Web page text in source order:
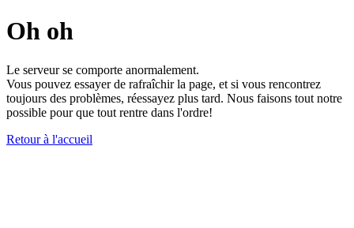
Oh oh
Le serveur se comporte anormalement.
Vous pouvez essayer de rafraîchir la page, et si vous rencontrez
toujours des problèmes, réessayez plus tard. Nous faisons tout notre
possible pour que tout rentre dans l'ordre!
Retour à l'accueil